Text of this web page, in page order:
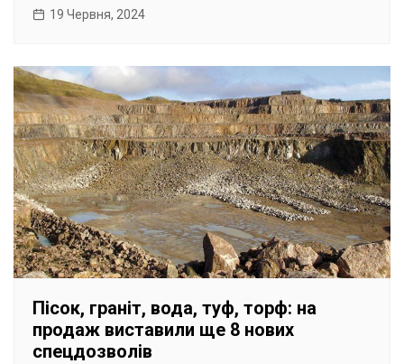
19 Червня, 2024
Пісок, граніт, вода, туф, торф: на
продаж виставили ще 8 нових
спецдозволів